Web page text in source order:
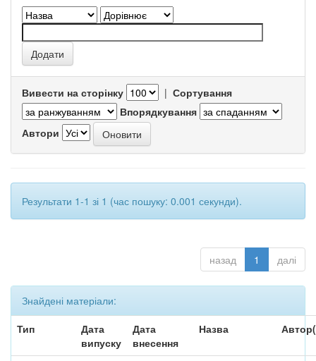
Вивести на сторінку | Сортування
Впорядкування
Автори
Результати 1-1 зі 1 (час пошуку: 0.001 секунди).
назад 1 далі
Знайдені матеріали:
Тип
Дата
випуску
Дата
внесення
Назва